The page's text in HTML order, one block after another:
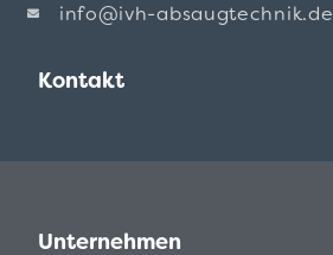
Unternehmen
info@ivh-absaugtechnik.de
Kontakt